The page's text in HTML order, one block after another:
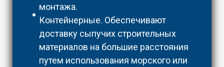
монтажа.
Контейнерные. Обеспечивают
доставку сыпучих строительных
материалов на большие расстояния
путем использования морского или